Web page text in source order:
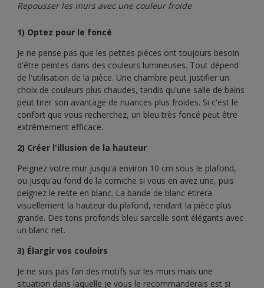
Repousser les murs avec une couleur froide
1) Optez pour le foncé
Je ne pense pas que les petites pièces ont toujours besoin
d'être peintes dans des couleurs lumineuses. Tout dépend
de l'utilisation de la pièce. Une chambre peut justifier un
choix de couleurs plus chaudes, tandis qu'une salle de bains
peut tirer son avantage de nuances plus froides. Si c'est le
confort que vous recherchez, un bleu très foncé peut être
extrêmement efficace.
2) Créer l'illusion de la hauteur
Peignez votre mur jusqu'à environ 10 cm sous le plafond,
ou jusqu'au fond de la corniche si vous en avez une, puis
peignez le reste en blanc. La bande de blanc étirera
visuellement la hauteur du plafond, rendant la pièce plus
grande. Des tons profonds bleu sarcelle sont élégants avec
un blanc net.
3) Élargir vos couloirs
Je ne suis pas fan des motifs sur les murs mais une
situation dans laquelle je vous le recommanderais est si